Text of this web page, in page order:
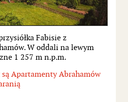
Fabisie z
W oddali na lewym
1 257 m n.p.m.
Apartamenty Abrahamów